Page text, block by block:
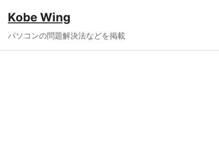
Kobe Wing
パソコンの問題解決法などを掲載